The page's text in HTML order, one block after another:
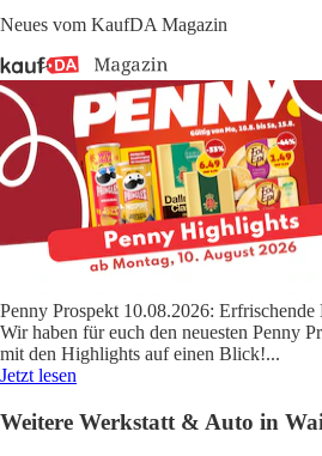
Neues vom KaufDA Magazin
Penny Prospekt 10.08.2026:
Wir haben für euch den neuesten Penny
mit den Highlights auf einen Blick!...
Jetzt lesen
Weitere Werkstatt & Auto in